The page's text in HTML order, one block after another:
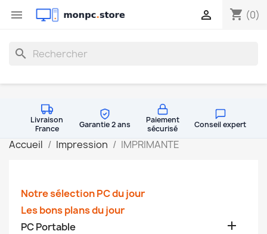
 shopping_cart (0)

search
Livraison
France
Garantie 2 ans
Paiement
sécurisé
Conseil expert
Accueil Impression IMPRIMANTE
Notre sélection PC du jour
Les bons plans du jour
PC Portable
